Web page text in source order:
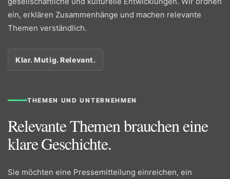
ein, erklären Zusammenhänge und machen relevante
Themen verständlich.
Klar. Mutig. Relevant.
THEMEN UND UNTERNEHMEN
Relevante Themen brauchen eine
klare Geschichte.
Sie möchten eine Pressemitteilung einreichen, ein